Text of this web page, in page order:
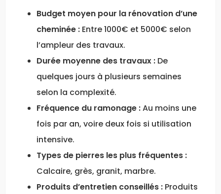
Budget moyen pour la rénovation d’une
cheminée : Entre 1000€ et 5000€ selon
l’ampleur des travaux.
Durée moyenne des travaux : De
quelques jours à plusieurs semaines
selon la complexité.
Fréquence du ramonage :Au moins une
fois par an, voire deux fois si utilisation
intensive.
Types de pierres les plus fréquentes :
Calcaire, grès, granit, marbre.
Produits d’entretien conseillés : Produits